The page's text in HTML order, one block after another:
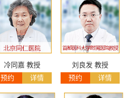
冷同嘉 教授
预约
详情
刘良发 教授
预约
详情